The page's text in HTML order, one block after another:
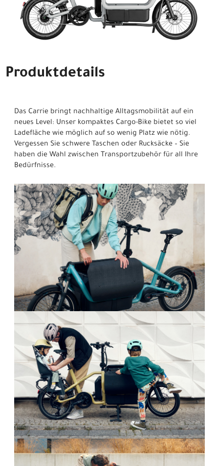
Produktdetails
Das Carrie bringt nachhaltige Alltagsmobilität auf ein
neues Level: Unser kompaktes Cargo-Bike bietet so viel
Ladefläche wie möglich auf so wenig Platz wie nötig.
Vergessen Sie schwere Taschen oder Rucksäcke – Sie
haben die Wahl zwischen Transportzubehör für all Ihre
Bedürfnisse.